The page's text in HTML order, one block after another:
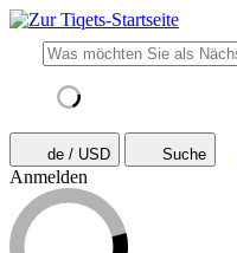
de / USD Suche
Anmelden